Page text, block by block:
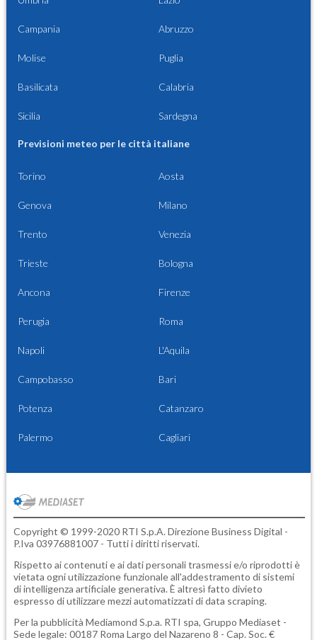
Campania Abruzzo
Molise Puglia
Basilicata Calabria
Sicilia Sardegna
Previsioni meteo per le città italiane
Torino Aosta
Genova Milano
Trento Venezia
Trieste Bologna
Ancona Firenze
Perugia Roma
Napoli L'Aquila
Campobasso Bari
Potenza Catanzaro
Palermo Cagliari
Copyright © 1999-2020 RTI S.p.A. Direzione Business Digital -
P.Iva 03976881007 - Tutti i diritti riservati.
Rispetto ai contenuti e ai dati personali trasmessi e/o riprodotti è
vietata ogni utilizzazione funzionale all'addestramento di sistemi
di intelligenza artificiale generativa. È altresì fatto divieto
espresso di utilizzare mezzi automatizzati di data scraping.
Per la pubblicità Mediamond S.p.a. RTI spa, Gruppo Mediaset -
Sede legale: 00187 Roma Largo del Nazareno 8 - Cap. Soc. €